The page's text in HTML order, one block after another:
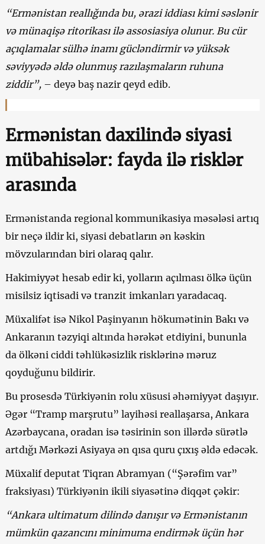
“Ermənistan reallığında bu, ərazi iddiası kimi səslənir
və münaqişə ritorikası ilə assosiasiya olunur. Bu cür
açıqlamalar sülhə inamı gücləndirmir və yüksək
səviyyədə əldə olunmuş razılaşmaların ruhuna
ziddir”, – deyə baş nazir qeyd edib.
Ermənistan daxilində siyasi
mübahisələr: fayda ilə risklər
arasında
Ermənistanda regional kommunikasiya məsələsi artıq
bir neçə ildir ki, siyasi debatların ən kəskin
mövzularından biri olaraq qalır.
Hakimiyyət hesab edir ki, yolların açılması ölkə üçün
misilsiz iqtisadi və tranzit imkanları yaradacaq.
Müxalifət isə Nikol Paşinyanın hökumətinin Bakı və
Ankaranın təzyiqi altında hərəkət etdiyini, bununla
da ölkəni ciddi təhlükəsizlik risklərinə məruz
qoyduğunu bildirir.
Bu prosesdə Türkiyənin rolu xüsusi əhəmiyyət daşıyır.
Əgər “Tramp marşrutu” layihəsi reallaşarsa, Ankara
Azərbaycana, oradan isə təsirinin son illərdə sürətlə
artdığı Mərkəzi Asiyaya ən qısa quru çıxış əldə edəcək.
Müxalif deputat Tiqran Abramyan (“Şərəfim var”
fraksiyası) Türkiyənin ikili siyasətinə diqqət çəkir:
“Ankara ultimatum dilində danışır və Ermənistanın
mümkün qazancını minimuma endirmək üçün hər